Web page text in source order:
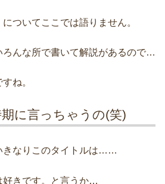
についてここでは語りません。
ろんな所で書いて解説があるので…
ね。
に言っちゃうの(笑)
きなりこのタイトルは……
好きです。と言うか…